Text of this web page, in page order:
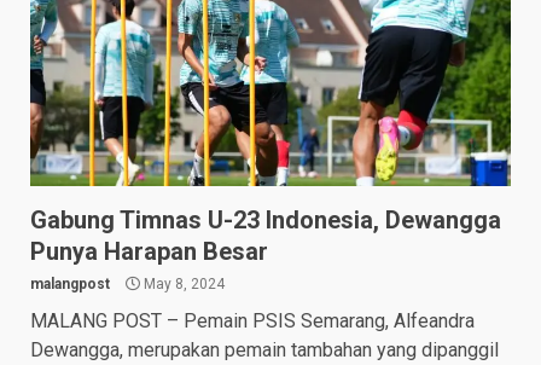
Gabung Timnas U-23 Indonesia, Dewangga
Punya Harapan Besar
malangpost May 8, 2024
MALANG POST – Pemain PSIS Semarang, Alfeandra
Dewangga, merupakan pemain tambahan yang dipanggil